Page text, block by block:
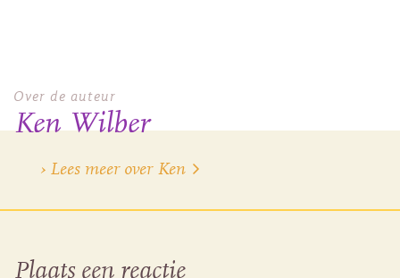
Over de auteur
Ken Wilber
› Lees meer over Ken
Plaats een reactie